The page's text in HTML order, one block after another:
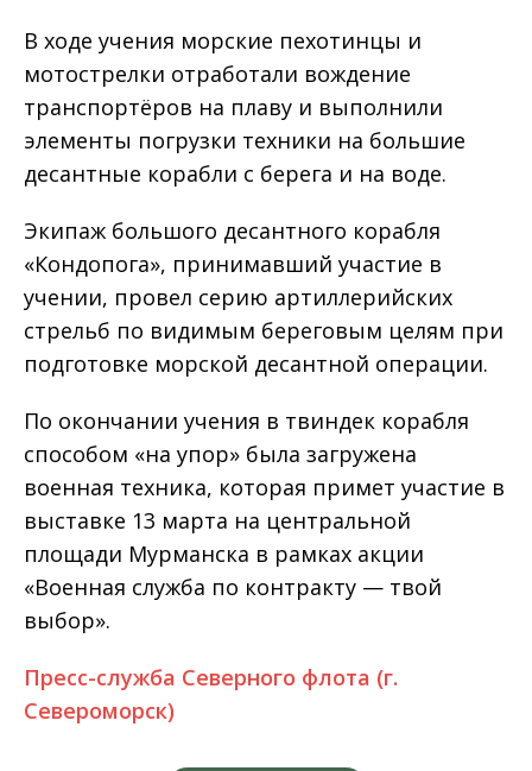
В ходе учения морские пехотинцы и
мотострелки отработали вождение
транспортёров на плаву и выполнили
элементы погрузки техники на большие
десантные корабли с берега и на воде.
Экипаж большого десантного корабля
«Кондопога», принимавший участие в
учении, провел серию артиллерийских
стрельб по видимым береговым целям при
подготовке морской десантной операции.
По окончании учения в твиндек корабля
способом «на упор» была загружена
военная техника, которая примет участие в
выставке 13 марта на центральной
площади Мурманска в рамках акции
«Военная служба по контракту — твой
выбор».
Пресс-служба Северного флота (г.
Североморск)